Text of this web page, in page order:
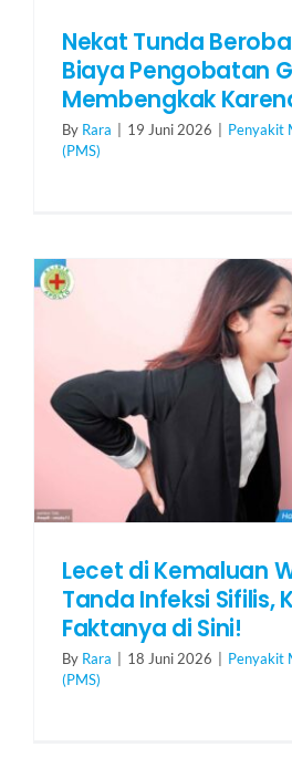
Nekat Tunda
Biaya Pengobatan
Membengkak
By Rara 19 Juni 2026
Penyakit
(PMS)
Lecet di Kemaluan
Tanda Infeksi Sifilis,
Faktanya di Sini!
By Rara 18 Juni 2026
Penyakit
(PMS)